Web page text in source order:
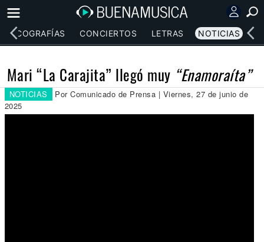
DISCOGRAFÍAS CONCIERTOS LETRAS NOTICIAS
Mari “La Carajita” llegó muy “Enamoraíta”
NOTICIAS
Por Comunicado de Prensa | Viernes, 27 de junio de
2025